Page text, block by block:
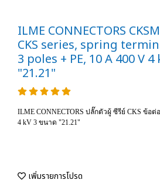
ILME CONNECTORS
CKS series, spring
3 poles + PE, 10 A 400 V 4
"21.21"
ILME CONNECTORS ปลั๊กตัวผู้ ซีรีย์ CKS ข้อต่
4 kV 3 ขนาด "21.21"
เพิ่มรายการโปรด